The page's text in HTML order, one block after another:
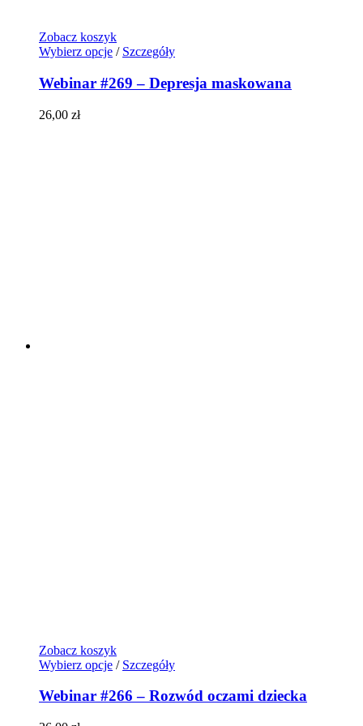
Zobacz koszyk
Wybierz opcje / Szczegóły
Webinar #269 – Depresja maskowana
26,00 zł
Zobacz koszyk
Wybierz opcje / Szczegóły
Webinar #266 – Rozwód oczami dziecka